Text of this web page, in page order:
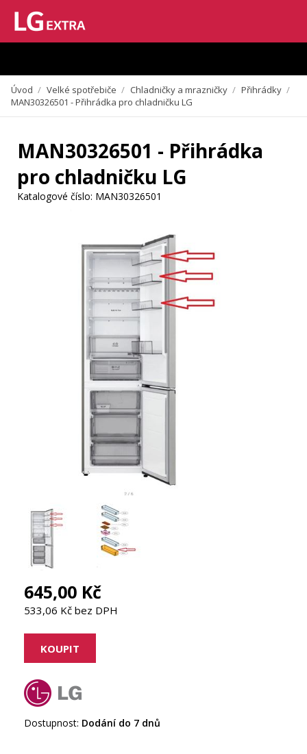
Vzhledem k aktuální situaci se může dodání dílů, které nejsou skladem,
Úvod / Velké spotřebiče / Chladničky a mrazničky / Přihrádky /
MAN30326501 - Přihrádka pro chladničku LG
MAN30326501 - Přihrádka
pro chladničku LG
Katalogové číslo: MAN30326501
645,00 Kč
533,06 Kč bez DPH
Dostupnost: Dodání do 7 dnů